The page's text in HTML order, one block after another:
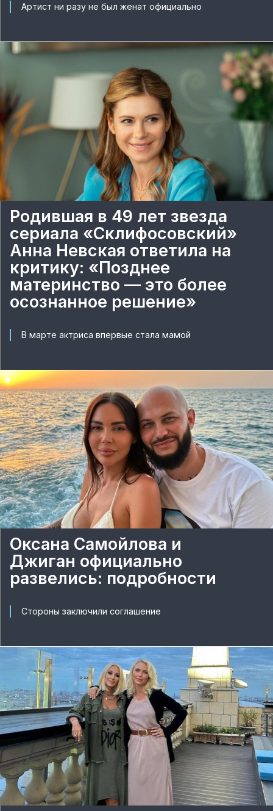
Артист ни разу не был женат официально
Родившая в 49 лет звезда
сериала «Склифосовский»
Анна Невская ответила на
критику: «Позднее
материнство — это более
осознанное решение»
В марте актриса впервые стала мамой
Оксана Самойлова и
Джиган официально
развелись: подробности
Стороны заключили соглашение